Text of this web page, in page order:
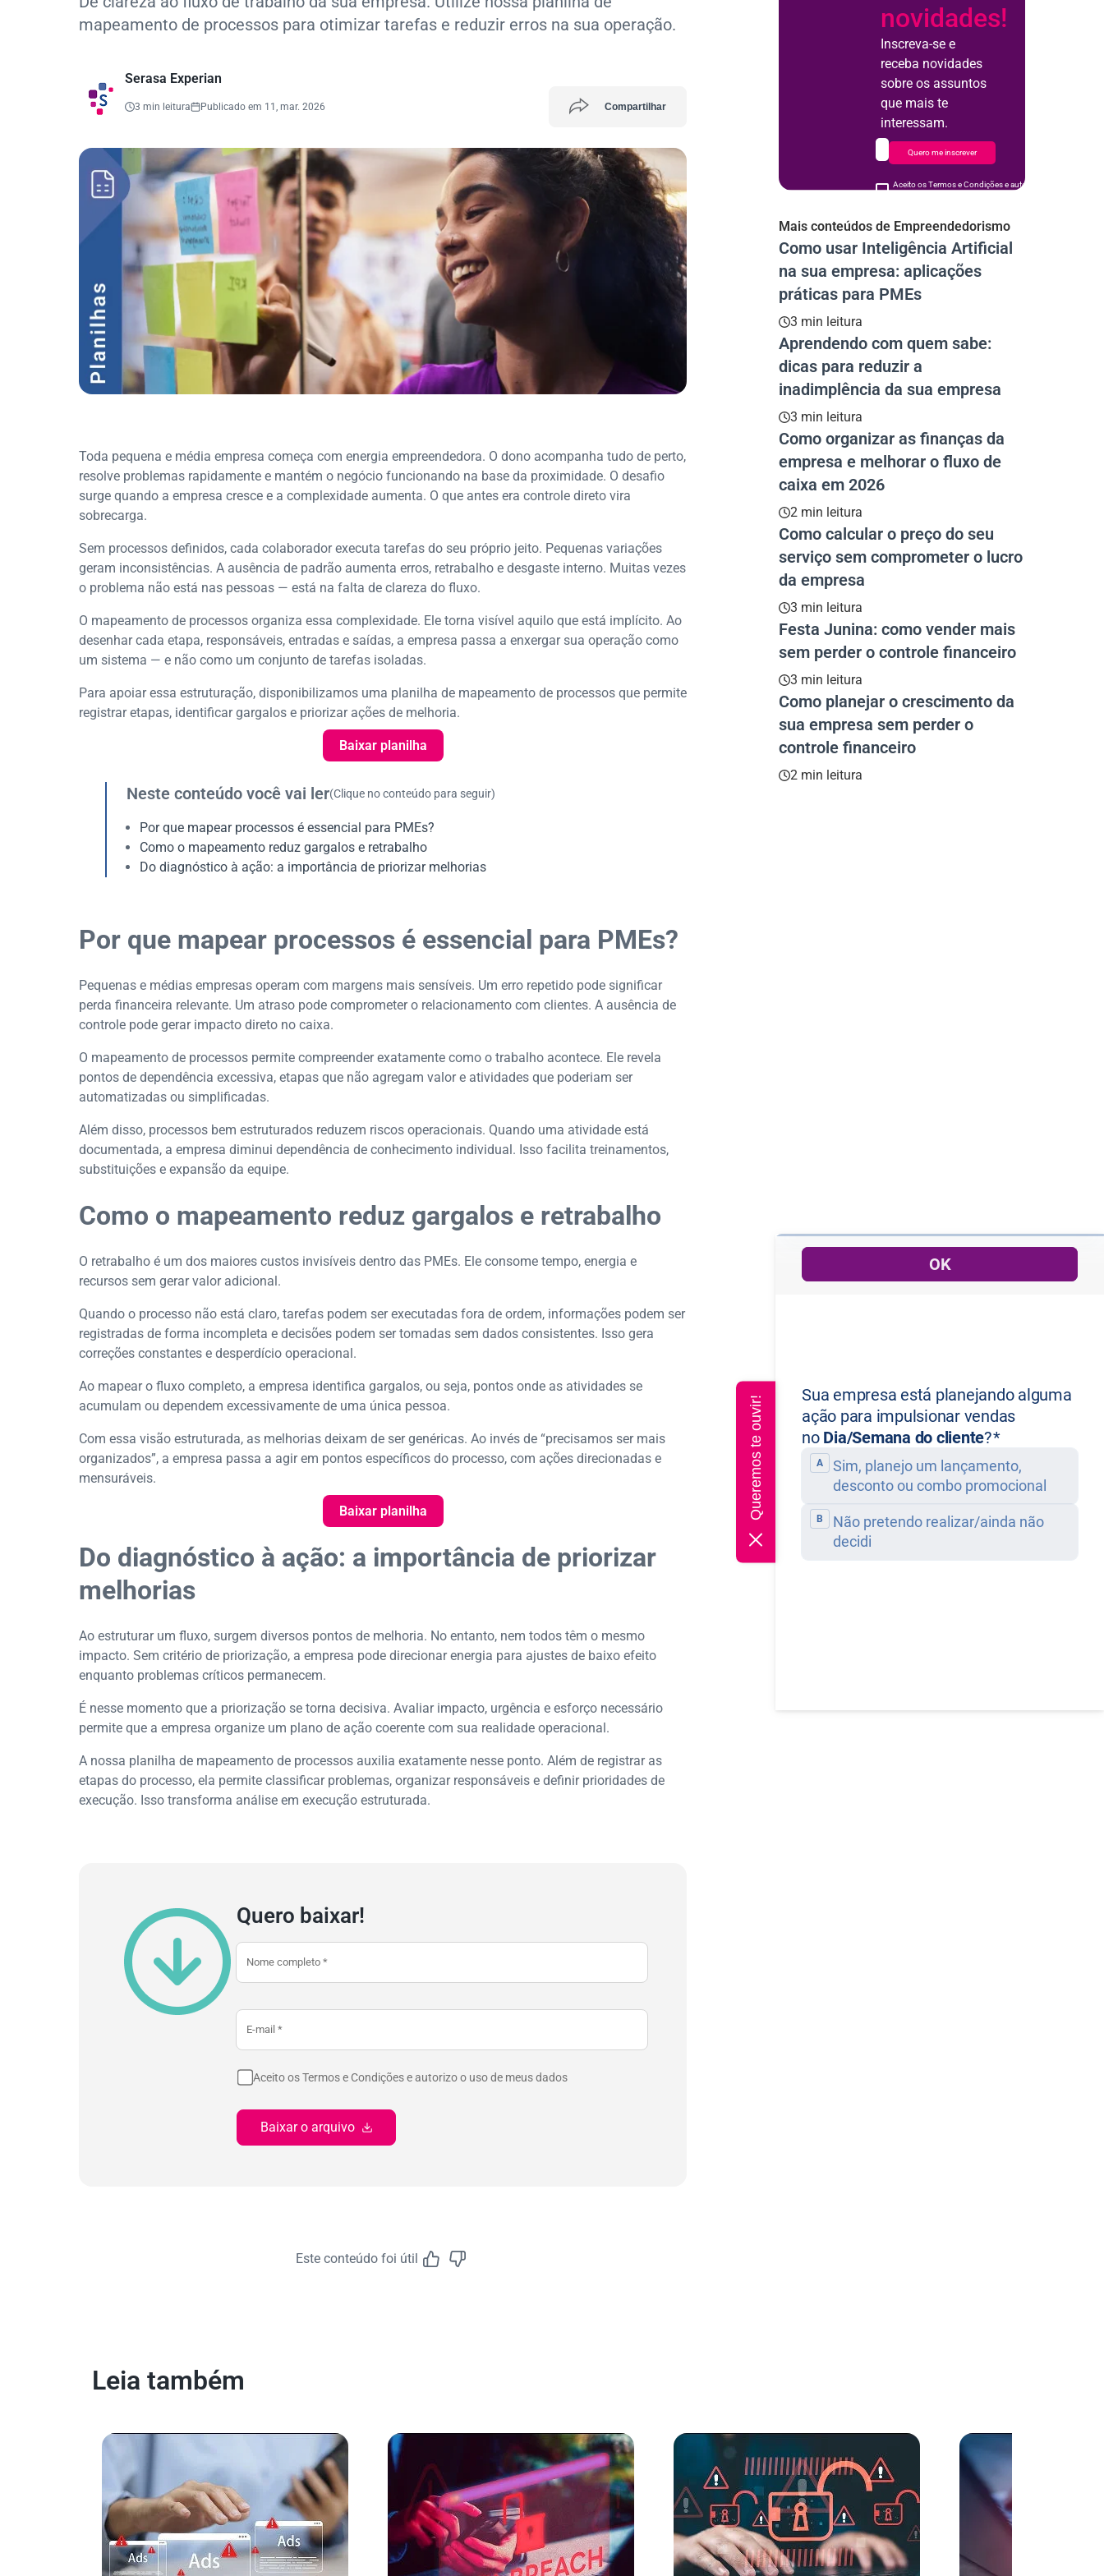
mapeamento de processos para otimizar tarefas e reduzir erros na sua operação.
Serasa Experian
3 min leitura Publicado em 11, mar. 2026 Compartilhar
Toda pequena e média empresa começa com energia empreendedora. O dono acompanha tudo de perto,
resolve problemas rapidamente e mantém o negócio funcionando na base da proximidade. O desafio
surge quando a empresa cresce e a complexidade aumenta. O que antes era controle direto vira
sobrecarga.
Sem processos definidos, cada colaborador executa tarefas do seu próprio jeito. Pequenas variações
geram inconsistências. A ausência de padrão aumenta erros, retrabalho e desgaste interno. Muitas vezes
o problema não está nas pessoas — está na falta de clareza do fluxo.
O mapeamento de processos organiza essa complexidade. Ele torna visível aquilo que está implícito. Ao
desenhar cada etapa, responsáveis, entradas e saídas, a empresa passa a enxergar sua operação como
um sistema — e não como um conjunto de tarefas isoladas.
Para apoiar essa estruturação, disponibilizamos uma planilha de mapeamento de processos que permite
registrar etapas, identificar gargalos e priorizar ações de melhoria.
Baixar planilha
Neste conteúdo você vai ler(Clique no conteúdo para seguir)
Por que mapear processos é essencial para PMEs?
Como o mapeamento reduz gargalos e retrabalho
Do diagnóstico à ação: a importância de priorizar melhorias
Por que mapear processos é essencial para PMEs?
Pequenas e médias empresas operam com margens mais sensíveis. Um erro repetido pode significar
perda financeira relevante. Um atraso pode comprometer o relacionamento com clientes. A ausência de
controle pode gerar impacto direto no caixa.
O mapeamento de processos permite compreender exatamente como o trabalho acontece. Ele revela
pontos de dependência excessiva, etapas que não agregam valor e atividades que poderiam ser
automatizadas ou simplificadas.
Além disso, processos bem estruturados reduzem riscos operacionais. Quando uma atividade está
documentada, a empresa diminui dependência de conhecimento individual. Isso facilita treinamentos,
substituições e expansão da equipe.
Como o mapeamento reduz gargalos e retrabalho
O retrabalho é um dos maiores custos invisíveis dentro das PMEs. Ele consome tempo, energia e
recursos sem gerar valor adicional.
Quando o processo não está claro, tarefas podem ser executadas fora de ordem, informações podem ser
registradas de forma incompleta e decisões podem ser tomadas sem dados consistentes. Isso gera
correções constantes e desperdício operacional.
Ao mapear o fluxo completo, a empresa identifica gargalos, ou seja, pontos onde as atividades se
acumulam ou dependem excessivamente de uma única pessoa.
Com essa visão estruturada, as melhorias deixam de ser genéricas. Ao invés de “precisamos ser mais
organizados”, a empresa passa a agir em pontos específicos do processo, com ações direcionadas e
mensuráveis.
Baixar planilha
Do diagnóstico à ação: a importância de priorizar
melhorias
Ao estruturar um fluxo, surgem diversos pontos de melhoria. No entanto, nem todos têm o mesmo
impacto. Sem critério de priorização, a empresa pode direcionar energia para ajustes de baixo efeito
enquanto problemas críticos permanecem.
É nesse momento que a priorização se torna decisiva. Avaliar impacto, urgência e esforço necessário
permite que a empresa organize um plano de ação coerente com sua realidade operacional.
A nossa planilha de mapeamento de processos auxilia exatamente nesse ponto. Além de registrar as
etapas do processo, ela permite classificar problemas, organizar responsáveis e definir prioridades de
execução. Isso transforma análise em execução estruturada.
Quero baixar!
Aceito os Termos e Condições e autorizo o uso de meus dados
Baixar o arquivo
Feedback do Artigo
Este conteúdo foi útil
novidades!
Inscreva-se e
receba novidades
sobre os assuntos
que mais te
interessam.
Aceito os Termos e Condições e autorizo o uso de meus
Quero me inscrever
Mais conteúdos de Empreendedorismo
Como usar Inteligência Artificial
na sua empresa: aplicações
práticas para PMEs
3 min leitura
Aprendendo com quem sabe:
dicas para reduzir a
inadimplência da sua empresa
3 min leitura
Como organizar as finanças da
empresa e melhorar o fluxo de
caixa em 2026
2 min leitura
Como calcular o preço do seu
serviço sem comprometer o lucro
da empresa
3 min leitura
Festa Junina: como vender mais
sem perder o controle financeiro
3 min leitura
Como planejar o crescimento da
sua empresa sem perder o
controle financeiro
2 min leitura
Leia também
Queremos te ouvir!